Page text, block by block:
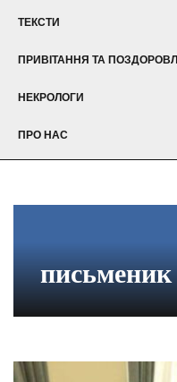
ТЕКСТИ
ПРИВІТАННЯ ТА
НЕКРОЛОГИ
ПРО НАС
письменик